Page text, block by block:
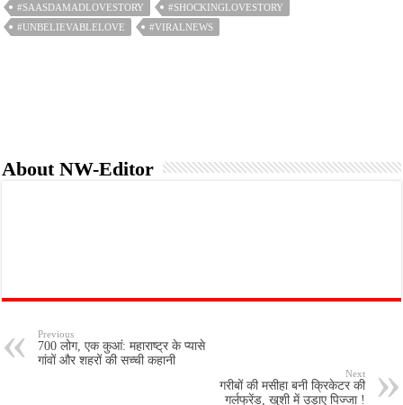
o
o
e
r
A
p
#SAASDAMADLOVESTORY
#SHOCKINGLOVESTORY
#UNBELIEVABLELOVE
#VIRALNEWS
About NW-Editor
Previous
700 लोग, एक कुआं: महाराष्ट्र के प्यासे
गांवों और शहरों की सच्ची कहानी
Next
गरीबों की मसीहा बनी क्रिकेटर की
गर्लफ्रेंड, खुशी में उड़ाए पिज्जा !